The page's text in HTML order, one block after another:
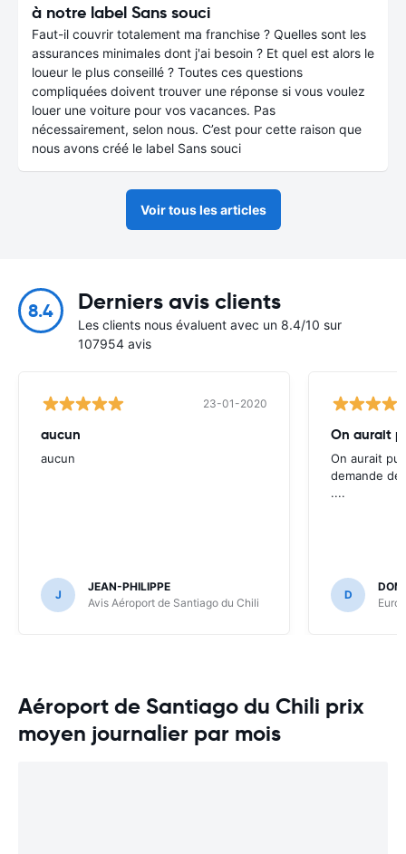
à notre label Sans souci
Faut-il couvrir totalement ma franchise ? Quelles sont les
assurances minimales dont j'ai besoin ? Et quel est alors le
loueur le plus conseillé ? Toutes ces questions
compliquées doivent trouver une réponse si vous voulez
louer une voiture pour vos vacances. Pas
nécessairement, selon nous. C’est pour cette raison que
nous avons créé le label Sans souci
Voir tous les articles
8.4 Derniers avis clients
Les clients nous évaluent avec un 8.4/10 sur
107954 avis
23-01-2020
aucun
aucun
J
JEAN-PHILIPPE
Avis Aéroport de Santiago du Chili
On aurait
On aurait pu
demande
....
D
Aéroport de Santiago du Chili prix
moyen journalier par mois